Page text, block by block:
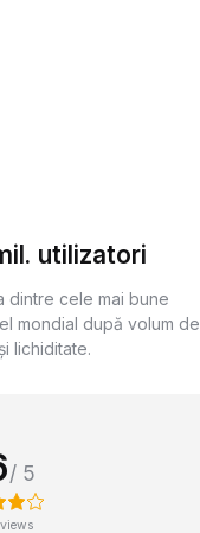
utilizatori
dintre cele mai bune
mondial după volum de
lichiditate.
/ 5